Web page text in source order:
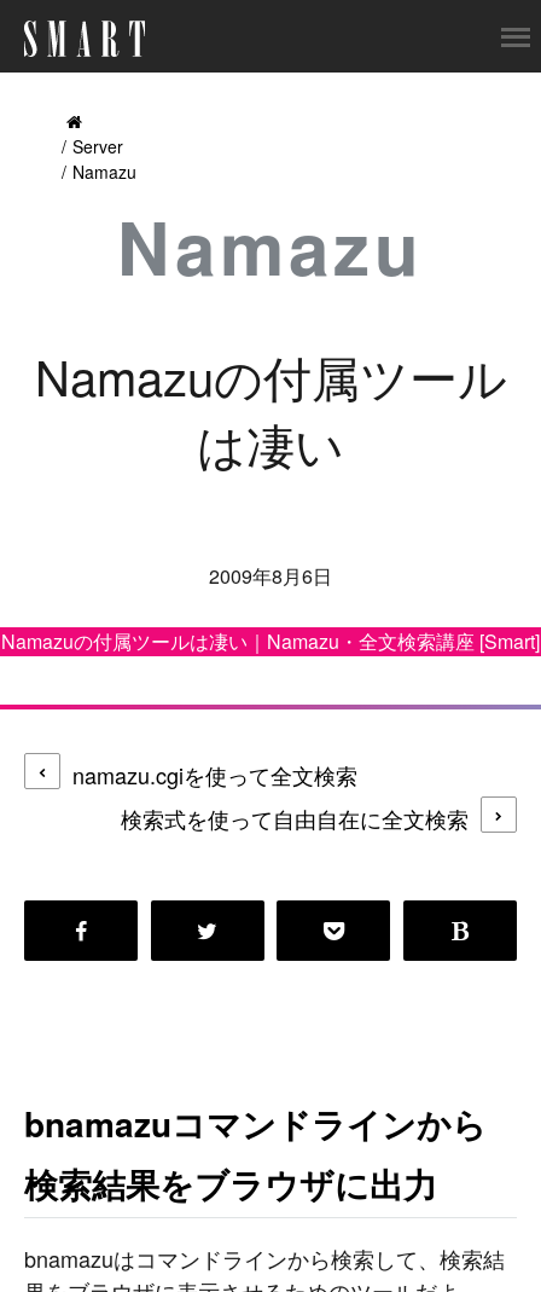
Server
Namazu
Namazu
Namazuの付属ツール
は凄い
2009年8月6日
Namazuの付属ツールは凄い｜Namazu・全文検索講座 [Smart]
namazu.cgiを使って全文検索
検索式を使って自由自在に全文検索
bnamazuコマンドラインから
検索結果をブラウザに出力
bnamazuはコマンドラインから検索して、検索結